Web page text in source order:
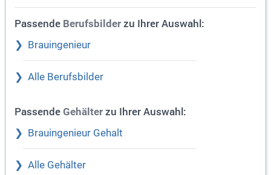
Passende Berufsbilder zu Ihrer Auswahl:
Brauingenieur
Alle Berufsbilder
Passende Gehälter zu Ihrer Auswahl:
Brauingenieur Gehalt
Alle Gehälter